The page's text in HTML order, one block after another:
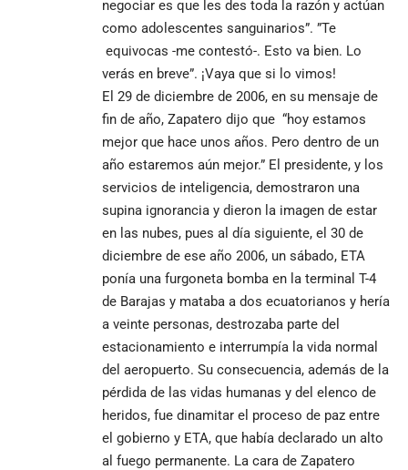
negociar es que les des toda la razón y actúan
como adolescentes sanguinarios”. ”Te
equivocas -me contestó-. Esto va bien. Lo
verás en breve”. ¡Vaya que si lo vimos!
El 29 de diciembre de 2006, en su mensaje de
fin de año, Zapatero dijo que “hoy estamos
mejor que hace unos años. Pero dentro de un
año estaremos aún mejor.” El presidente, y los
servicios de inteligencia, demostraron una
supina ignorancia y dieron la imagen de estar
en las nubes, pues al día siguiente, el 30 de
diciembre de ese año 2006, un sábado, ETA
ponía una furgoneta bomba en la terminal T-4
de Barajas y mataba a dos ecuatorianos y hería
a veinte personas, destrozaba parte del
estacionamiento e interrumpía la vida normal
del aeropuerto. Su consecuencia, además de la
pérdida de las vidas humanas y del elenco de
heridos, fue dinamitar el proceso de paz entre
el gobierno y ETA, que había declarado un alto
al fuego permanente. La cara de Zapatero